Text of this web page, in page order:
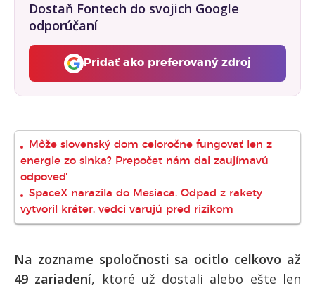
Dostaň Fontech do svojich Google
odporúčaní
Pridať ako preferovaný zdroj
Fontech, odkaz sa otvorí v
Môže slovenský dom celoročne fungovať len z
energie zo slnka? Prepočet nám dal zaujímavú
odpoveď
SpaceX narazila do Mesiaca. Odpad z rakety
vytvoril kráter, vedci varujú pred rizikom
Na zozname spoločnosti sa ocitlo celkovo až
49 zariadení, ktoré už dostali alebo ešte len